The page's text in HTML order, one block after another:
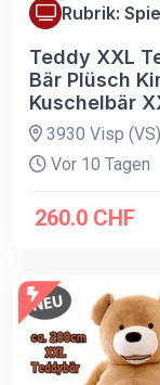
Rubrik:
Teddy XXL
Bär Plüsch
Kuschelbär
3930 Visp (VS)
Vor 10 Tagen
260.0 CHF